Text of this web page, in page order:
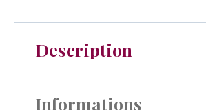
Description
Informations